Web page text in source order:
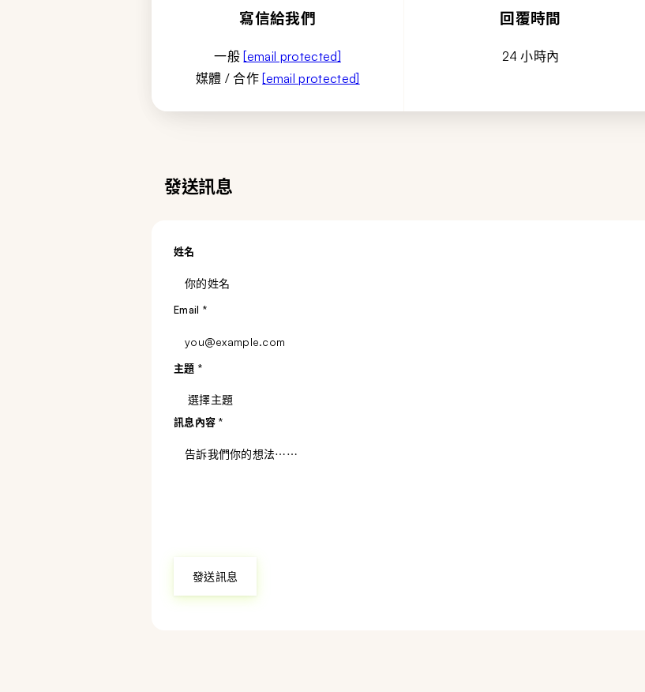
寫信給我們
一般 [email protected]
媒體 / 合作 [email protected]
回覆時間
24 小時內
發送訊息
姓名
Email *
主題 *
訊息內容*
發送訊息